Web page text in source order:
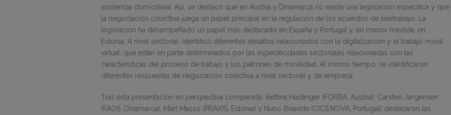
asistencia domiciliaria. Así, se destacó que en Austria y Dinamarca no existe una legislación específica y que
la negociación colectiva juega un papel principal en la regulación de los acuerdos de teletrabajo. La
legislación ha desempeñado un papel más destacado en España y Portugal y, en menor medida, en
Estonia. A nivel sectorial, identificó diferentes desafíos relacionados con la digitalización y el trabajo móvil
virtual, que están en parte determinados por las especificidades sectoriales relacionadas con las
características del proceso de trabajo y los patrones de movilidad. Al mismo tiempo, se identificaron
diferentes respuestas de negociación colectiva a nivel sectorial y de empresa.
Tras esta presentación en perspectiva comparada, Bettina Haidinger (FORBA, Austria), Carsten Jørgensen
(FAOS, Dinamarca), Märt Masso (PRAXIS, Estonia) y Nuno Boavida (CICS.NOVA, Portugal) destacaron las